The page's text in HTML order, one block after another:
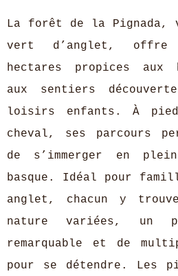
La forêt de la Pignada,
vert d’anglet,
hectares propices aux
aux sentiers
loisirs enfants. À
cheval, ses parcours
de s’immerger en
basque. Idéal pour
anglet, chacun y
nature variées, un
remarquable et de
pour se détendre. Les